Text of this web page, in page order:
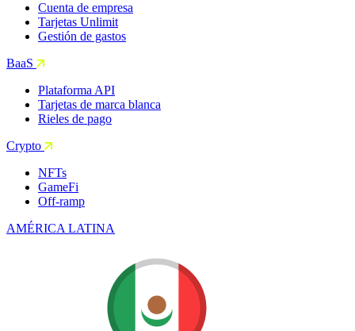
Cuenta de empresa
Tarjetas Unlimit
Gestión de gastos
BaaS
Plataforma API
Tarjetas de marca blanca
Rieles de pago
Crypto
NFTs
GameFi
Off-ramp
AMÉRICA LATINA